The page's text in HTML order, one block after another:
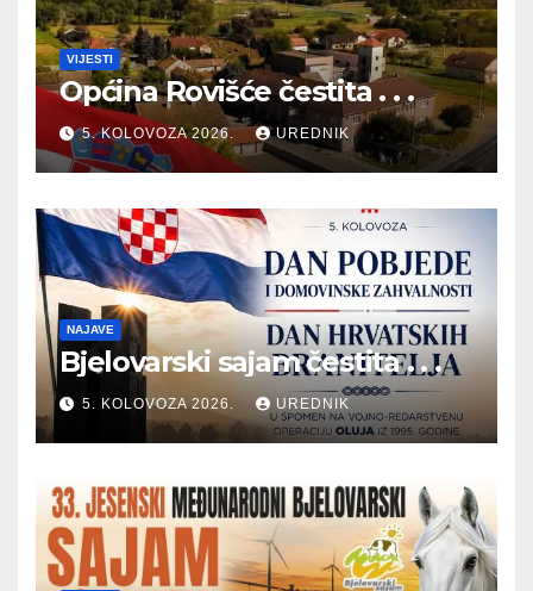
VIJESTI
Općina Rovišće čestita . . .
5. KOLOVOZA 2026. UREDNIK
NAJAVE
Bjelovarski sajam čestita . . .
5. KOLOVOZA 2026. UREDNIK